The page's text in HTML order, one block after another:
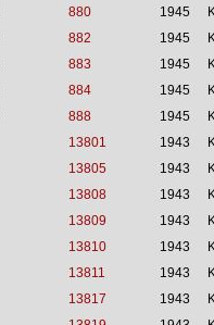
880 1945
882 1945
883 1945
884 1945
888 1945
13801 1943
13805 1943
13808 1943
13809 1943
13810 1943
13811 1943
13817 1943